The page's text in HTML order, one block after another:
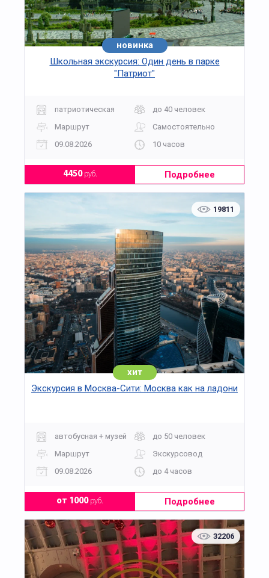
хит
новинка
Школьная экскурсия: Один день в парке
"Патриот"
патриотическая
до 40 человек
Маршрут
Самостоятельно
09.08.2026
10 часов
4450руб. Подробнее
19811
хит
Экскурсия в Москва-Сити: Москва как на ладони
автобусная + музей
до 50 человек
Маршрут
Экскурсовод
09.08.2026
до 4 часов
от 1000руб. Подробнее
32206